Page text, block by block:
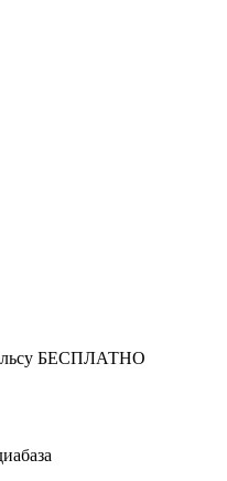
БЕСПЛАТНО